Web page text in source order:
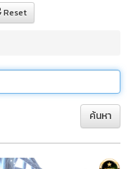
Reset
ค้นหา